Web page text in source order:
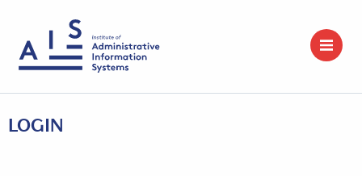
LOGIN